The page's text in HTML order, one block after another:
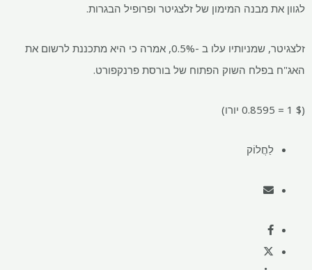
לגוון את מבנה המימון של זלצגיטר ופרופיל הבגרות.
זלצגיטר, שמניותיו עלו ב -0.5%, אמרה כי היא מתכננת לרשום את
האג"ח בפלח השוק הפתוח של בורסת פרנקפורט.
($ 1 = 0.8595 יורו)
לַחֲלוֹק